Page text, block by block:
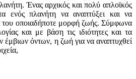
Ένας αρχικός και πολύ απλοϊκός
ενός πλανήτη να αναπτύξει και να
του οποιαδήποτε μορφή ζωής. Σύμφωνα
και με βάση τις ιδιότητες και τα
έμβιων όντων, η ζωή για να αναπτυχθεί